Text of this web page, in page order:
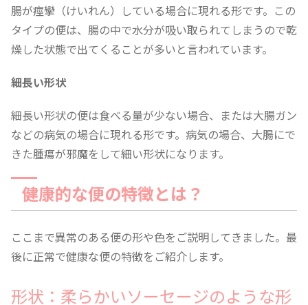
腸が痙攣（けいれん）している場合に現れる形です。この
タイプの便は、腸の中で水分が吸い取られてしまうので乾
燥した状態で出てくることが多いと言われています。
細長い形状
細長い形状の便は食べる量が少ない場合、または大腸ガン
などの病気の場合に現れる形です。病気の場合、大腸にで
きた腫瘍が邪魔をして細い形状になります。
健康的な便の特徴とは？
ここまで異常のある便の形や色をご説明してきました。最
後に正常で健康な便の特徴をご紹介します。
形状：柔らかいソーセージのような形